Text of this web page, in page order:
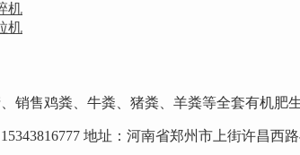
机
机
销售鸡粪、牛粪、猪粪、羊粪等全套有机肥
地址：河南省郑州市上街许昌西